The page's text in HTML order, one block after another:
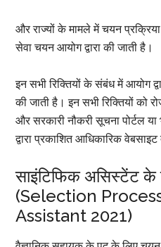
और राज्यों के मामले में चयन
सेवा चयन आयोग द्वारा की जाती है।
इन सभी रिक्तियों के संबंध में आयोग
की जाती है। इन सभी रिक्तियों को
और सरकारी नौकरी सूचना पोर्टल
द्वारा प्रकाशित आधिकारिक वेबसाइट
साइंटिफिक असिस्टेंट के
(Selection
Assistant 2021)